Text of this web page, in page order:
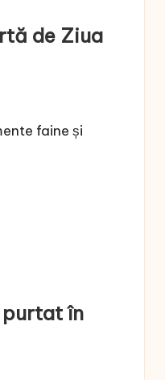
de Ziua
faine și
în